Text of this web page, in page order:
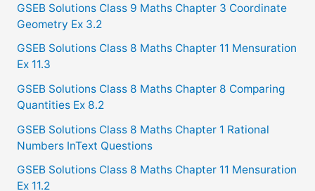
r
:
GSEB Solutions Class 9 Maths Chapter 3 Coordinate
Geometry Ex 3.2
GSEB Solutions Class 8 Maths Chapter 11 Mensuration
Ex 11.3
GSEB Solutions Class 8 Maths Chapter 8 Comparing
Quantities Ex 8.2
GSEB Solutions Class 8 Maths Chapter 1 Rational
Numbers InText Questions
GSEB Solutions Class 8 Maths Chapter 11 Mensuration
Ex 11.2